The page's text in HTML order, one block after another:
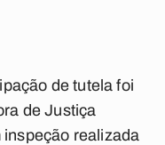
de tutela foi
de Justiça
realizada